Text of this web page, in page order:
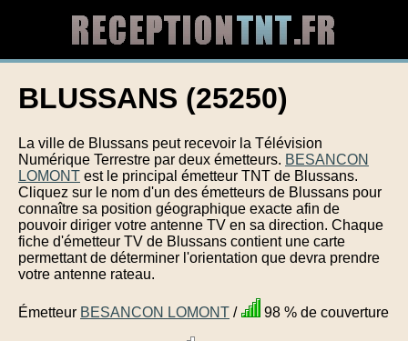
BLUSSANS (25250)
La ville de Blussans peut recevoir la Télévision
Numérique Terrestre par deux émetteurs. BESANCON
LOMONT est le principal émetteur TNT de Blussans.
Cliquez sur le nom d'un des émetteurs de Blussans pour
connaître sa position géographique exacte afin de
pouvoir diriger votre antenne TV en sa direction. Chaque
fiche d'émetteur TV de Blussans contient une carte
permettant de déterminer l'orientation que devra prendre
votre antenne rateau.
Émetteur BESANCON LOMONT / 98 % de couverture